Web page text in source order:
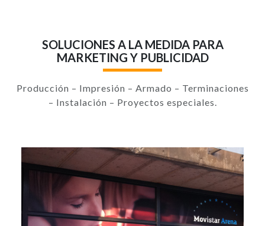
SOLUCIONES A LA MEDIDA PARA
MARKETING Y PUBLICIDAD
Producción – Impresión – Armado – Terminaciones
– Instalación – Proyectos especiales.